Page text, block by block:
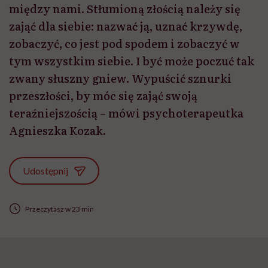
między nami. Stłumioną złością należy się
zająć dla siebie: nazwać ją, uznać krzywdę,
zobaczyć, co jest pod spodem i zobaczyć w
tym wszystkim siebie. I być może poczuć tak
zwany słuszny gniew. Wypuścić sznurki
przeszłości, by móc się zająć swoją
teraźniejszością – mówi psychoterapeutka
Agnieszka Kozak.
Udostępnij
Przeczytasz w 23 min